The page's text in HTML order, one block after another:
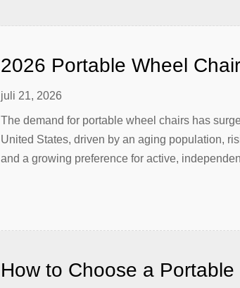
2026 Portable Wheel
Point Guide for Wholesale
juli 21, 2026
The demand for portable wheel chairs has
United States, driven by an aging population,
and a growing preference for active,
How to Choose a